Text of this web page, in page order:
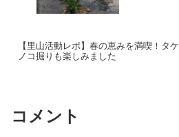
【里山活動レポ】春の恵みを満喫！タケ
ノコ掘りも楽しみました
コメント